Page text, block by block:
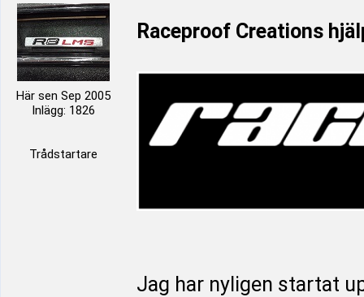
Här sen Sep 2005
Inlägg: 1826
Trådstartare
Raceproof Creations
Jag har nyligen startat